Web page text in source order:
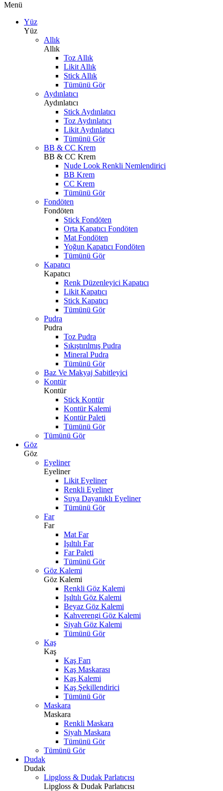
Menü
Yüz
Yüz
Allık
Allık
Toz Allık
Likit Allık
Stick Allık
Tümünü Gör
Aydınlatıcı
Aydınlatıcı
Stick Aydınlatıcı
Toz Aydınlatıcı
Likit Aydınlatıcı
Tümünü Gör
BB & CC Krem
BB & CC Krem
Nude Look Renkli Nemlendirici
BB Krem
CC Krem
Tümünü Gör
Fondöten
Fondöten
Stick Fondöten
Orta Kapatıcı Fondöten
Mat Fondöten
Yoğun Kapatıcı Fondöten
Tümünü Gör
Kapatıcı
Kapatıcı
Renk Düzenleyici Kapatıcı
Likit Kapatıcı
Stick Kapatıcı
Tümünü Gör
Pudra
Pudra
Toz Pudra
Sıkıştırılmış Pudra
Mineral Pudra
Tümünü Gör
Baz Ve Makyaj Sabitleyici
Kontür
Kontür
Stick Kontür
Kontür Kalemi
Kontür Paleti
Tümünü Gör
Tümünü Gör
Göz
Göz
Eyeliner
Eyeliner
Likit Eyeliner
Renkli Eyeliner
Suya Dayanıklı Eyeliner
Tümünü Gör
Far
Far
Mat Far
Işıltılı Far
Far Paleti
Tümünü Gör
Göz Kalemi
Göz Kalemi
Renkli Göz Kalemi
Işıltılı Göz Kalemi
Beyaz Göz Kalemi
Kahverengi Göz Kalemi
Siyah Göz Kalemi
Tümünü Gör
Kaş
Kaş
Kaş Farı
Kaş Maskarası
Kaş Kalemi
Kaş Şekillendirici
Tümünü Gör
Maskara
Maskara
Renkli Maskara
Siyah Maskara
Tümünü Gör
Tümünü Gör
Dudak
Dudak
Lipgloss & Dudak Parlatıcısı
Lipgloss & Dudak Parlatıcısı